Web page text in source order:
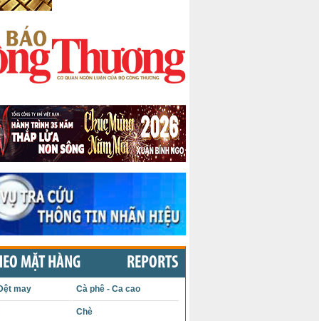
MẶT HÀNG REPORTS
may Cà phê - Ca cao
Chè